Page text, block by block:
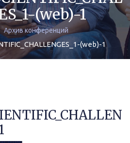
(web)-1
Архив конференций
(web)-1